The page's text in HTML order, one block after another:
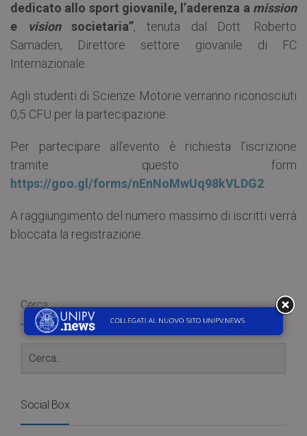
dedicato allo sport giovanile, l’aderenza a mission
e
visionsocietaria”, tenuta dal Dott. Roberto
Samaden, Direttore settore giovanile di FC
Internazionale.
Agli studenti di Scienze Motorie verranno riconosciuti
0,5 CFU per la partecipazione.
Per partecipare all’evento è richiesta l’iscrizione
tramite questo form
https://goo.gl/forms/nEnNoMwUq98kVLDG2.
A raggiungimento del numero massimo di iscritti verrà
bloccata la registrazione.
Cerca
Social Box